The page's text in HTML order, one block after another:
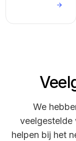
We
veelgestelde
helpen bij het